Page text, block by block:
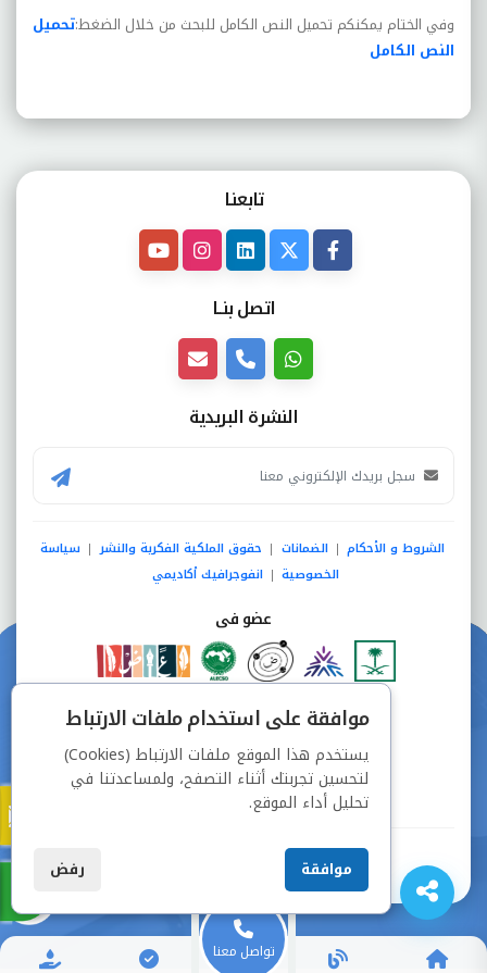
تواصل معنا
وفي الختام يمكنكم تحميل النص الكامل للبحث من خلال الضغط:تحميل
النص الكامل
تابعنـا
اتصل بنــا
النشرة البريدية
الشروط و الأحكام | الضمانات | حقوق الملكية الفكرية والنشر | سياسة
الخصوصية | انفوجرافيك أكاديمي
عضو فى
دفع آمن من خلال
جميع الحقوق محفوظة © شركة دراسة
موافقة على استخدام ملفات الارتباط
يستخدم هذا الموقع ملفات الارتباط (Cookies)
لتحسين تجربتك أثناء التصفح، ولمساعدتنا في
تحليل أداء الموقع.
موافقة رفض